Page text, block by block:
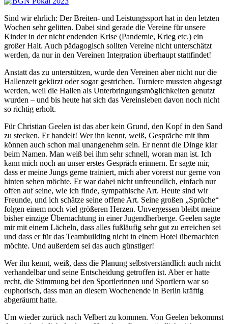
Sind wir ehrlich: Der Breiten- und Leistungssport hat in den letzten
Wochen sehr gelitten. Dabei sind gerade die Vereine für unsere
Kinder in der nicht endenden Krise (Pandemie, Krieg etc.) ein
großer Halt. Auch pädagogisch sollten Vereine nicht unterschätzt
werden, da nur in den Vereinen Integration überhaupt stattfindet!
Anstatt das zu unterstützen, wurde den Vereinen aber nicht nur die
Hallenzeit gekürzt oder sogar gestrichen. Turniere mussten abgesagt
werden, weil die Hallen als Unterbringungsmöglichkeiten genutzt
wurden – und bis heute hat sich das Vereinsleben davon noch nicht
so richtig erholt.
Für Christian Geelen ist das aber kein Grund, den Kopf in den Sand
zu stecken. Er handelt! Wer ihn kennt, weiß, Gespräche mit ihm
können auch schon mal unangenehm sein. Er nennt die Dinge klar
beim Namen. Man weiß bei ihm sehr schnell, woran man ist. Ich
kann mich noch an unser erstes Gespräch erinnern. Er sagte mir,
dass er meine Jungs gerne trainiert, mich aber vorerst nur gerne von
hinten sehen möchte. Er war dabei nicht unfreundlich, einfach nur
offen auf seine, wie ich finde, sympathische Art. Heute sind wir
Freunde, und ich schätze seine offene Art. Seine großen „Sprüche“
folgen einem noch viel größeren Herzen. Unvergessen bleibt meine
bisher einzige Übernachtung in einer Jugendherberge. Geelen sagte
mir mit einem Lächeln, dass alles fußläufig sehr gut zu erreichen sei
und dass er für das Teambuilding nicht in einem Hotel übernachten
möchte. Und außerdem sei das auch günstiger!
Wer ihn kennt, weiß, dass die Planung selbstverständlich auch nicht
verhandelbar und seine Entscheidung getroffen ist. Aber er hatte
recht, die Stimmung bei den Sportlerinnen und Sportlern war so
euphorisch, dass man an diesem Wochenende in Berlin kräftig
abgeräumt hatte.
Um wieder zurück nach Velbert zu kommen. Von Geelen bekommst